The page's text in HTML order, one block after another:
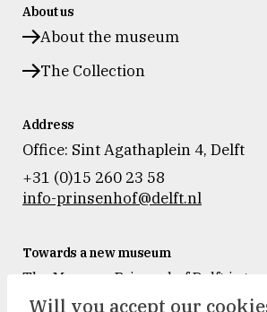
About us
About the museum
The Collection
Address
Office: Sint Agathaplein 4, Delft
+31 (0)15 260 23 58
info-prinsenhof@delft.nl
Towards a new museum
The Museum Prinsenhof Delft is
for renovation and refurbishment.
Delft
op
Delft
op op
Will you accept our